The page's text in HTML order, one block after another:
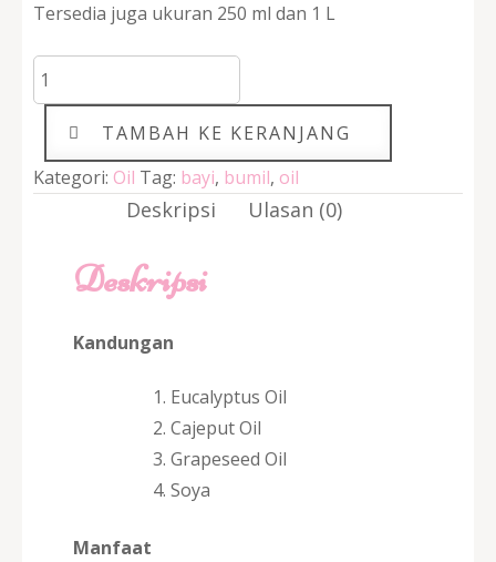
Tersedia juga ukuran 250 ml dan 1 L
Kuantitas
Fresh
TAMBAH KE KERANJANG
Kategori: Oil Tag: bayi, bumil, oil
Deskripsi Ulasan (0)
Deskripsi
Kandungan
Eucalyptus Oil
Cajeput Oil
Grapeseed Oil
Soya
Manfaat